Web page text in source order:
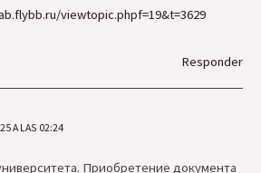
viewtopic.phpf=19&t=3629
Responder
A LAS 02:24
Приобретение документа